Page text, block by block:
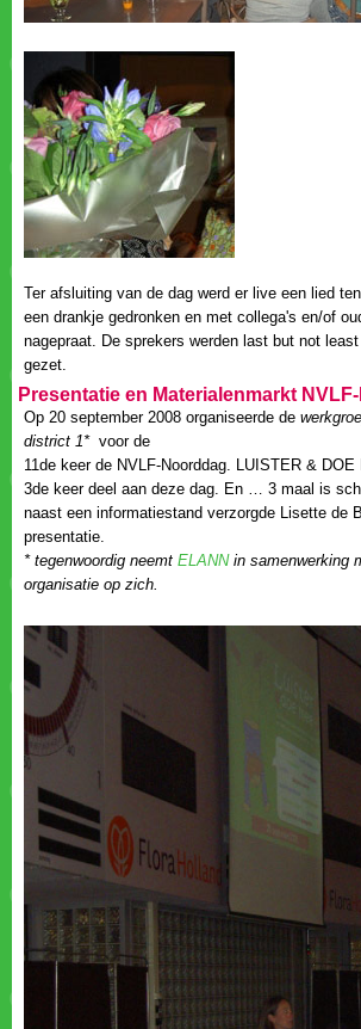
Ter afsluiting van de dag werd er live een lied
een drankje gedronken en met collega's en/of
nagepraat. De sprekers werden last but not
Op 20 september 2008 organiseerde de
11de keer de NVLF-Noorddag. LUISTER &
3de keer deel aan deze dag. En … 3 maal is
naast een informatiestand verzorgde Lisette de
presentatie.
* tegenwoordig neemt
in samenwerking